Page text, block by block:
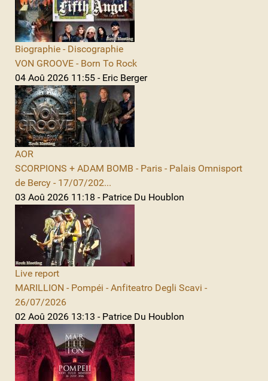
Biographie - Discographie
VON GROOVE - Born To Rock
04 Aoû 2026 11:55 - Eric Berger
AOR
SCORPIONS + ADAM BOMB - Paris - Palais Omnisport
de Bercy - 17/07/202...
03 Aoû 2026 11:18 - Patrice Du Houblon
Live report
MARILLION - Pompéi - Anfiteatro Degli Scavi -
26/07/2026
02 Aoû 2026 13:13 - Patrice Du Houblon